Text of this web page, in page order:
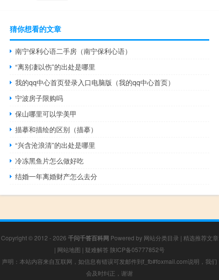
猜你想看的文章
南宁保利心语二手房（南宁保利心语）
“离别凄以伤”的出处是哪里
我的qq中心首页登录入口电脑版（我的qq中心首页）
宁波房子限购吗
保山哪里可以学美甲
描摹和描绘的区别（描摹）
“兴含沧浪清”的出处是哪里
冷冻黑鱼片怎么做好吃
结婚一年离婚财产怎么去分
Copyright © 2012 - 2026 千问千答百科网 Powered by 网站分类目录 | 精选推荐文章
| 网站地图 | 疑难解答 陕ICP备05777852号
声明：本站内容来自互联网，如信息有错误可发邮件到f_fb#foxmail.com说明，我们
会及时纠正，谢谢